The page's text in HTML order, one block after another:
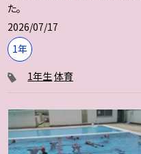
た。
2026/07/17
1年
1年生 体育